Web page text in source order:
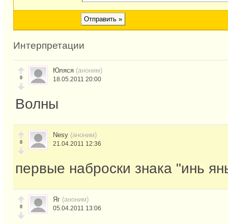
Интерпретации
0
Юляся (аноним)
18.05.2011 20:00
Волны
0
Nesy (аноним)
21.04.2011 12:36
первые наброски знака "инь
0
Яг (аноним)
05.04.2011 13:06